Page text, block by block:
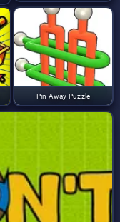
Pin Away Puzzle